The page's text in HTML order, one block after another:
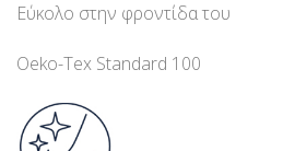
Εύκολο στην φροντίδα του
Oeko-Tex Standard 100